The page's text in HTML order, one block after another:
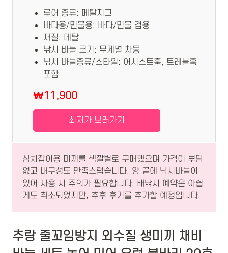
루어 종류: 메탈지그
바다용/민물용: 바다/민물 겸용
재질: 메탈
낚시 바늘 크기: 무게별 차등
낚시 바늘종류/스타일: 어시스트훅, 트레블훅
포함
₩11,900
최저가 보러가기
삼치잡이용 미끼를 색깔별로 구매했으며 가격이 부담
없고 내구성도 만족스럽습니다. 양 끝에 낚시바늘이
있어 사용 시 주의가 필요합니다. 배낚시 예약은 아쉽
게도 취소되었지만, 추후 후기를 추가할 예정입니다.
추랑 줄꼬임방지 외수질 생미끼 채비